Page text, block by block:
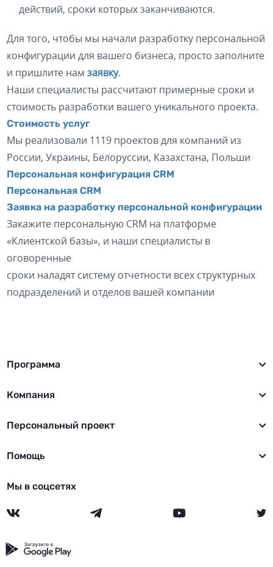
действий, сроки которых заканчиваются.
Для того, чтобы мы начали разработку персональной
конфигурации для вашего бизнеса, просто заполните
и пришлите намзаявку.
Наши специалисты рассчитают примерные сроки и
стоимость разработки вашего уникального проекта.
Стоимость услуг
Мы реализовали 1119 проектов для компаний из
России, Украины, Белоруссии, Казахстана, Польши
Персональная конфигурация CRM
Персональная CRM
Заявка на разработку персональной конфигурации
Закажите персональную CRM на платформе
«Клиентской базы», и наши специалисты в
оговоренные
сроки наладят систему отчетности всех структурных
подразделений и отделов вашей компании
Программа
Компания
Персональный проект
Помощь
Мы в соцсетях